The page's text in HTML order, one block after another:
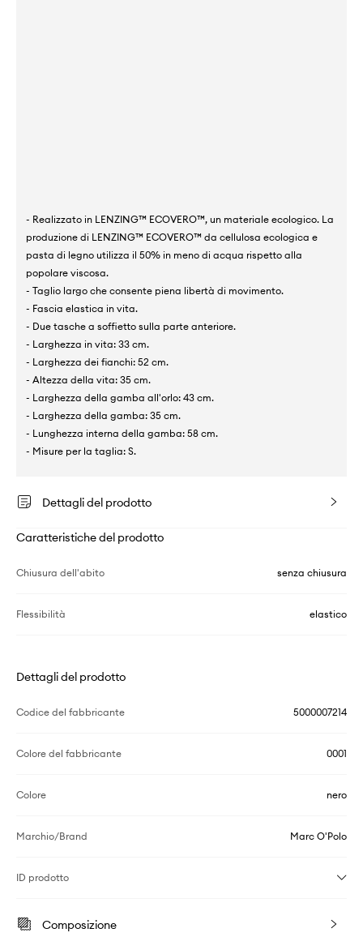
- Realizzato in LENZING™ ECOVERO™, un materiale ecologico. La
produzione di LENZING™ ECOVERO™ da cellulosa ecologica e
pasta di legno utilizza il 50% in meno di acqua rispetto alla
popolare viscosa.
- Taglio largo che consente piena libertà di movimento.
- Fascia elastica in vita.
- Due tasche a soffietto sulla parte anteriore.
- Larghezza in vita: 33 cm.
- Larghezza dei fianchi: 52 cm.
- Altezza della vita: 35 cm.
- Larghezza della gamba all'orlo: 43 cm.
- Larghezza della gamba: 35 cm.
- Lunghezza interna della gamba: 58 cm.
- Misure per la taglia: S.
Dettagli del prodotto
Caratteristiche del prodotto
Chiusura dell'abito senza chiusura
Flessibilità elastico
Dettagli del prodotto
Codice del fabbricante 5000007214
Colore del fabbricante 0001
Colore nero
Marchio/Brand Marc O'Polo
ID prodotto
Composizione